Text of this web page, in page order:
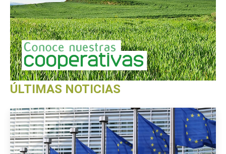
ÚLTIMAS NOTICIAS